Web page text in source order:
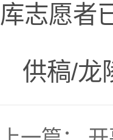
库志愿者
供稿/龙